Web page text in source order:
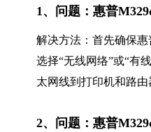
1、问题：惠普
解决方法：首先确保惠
选择“无线网络”或“有
太网线到打印机和路
2、问题：惠普